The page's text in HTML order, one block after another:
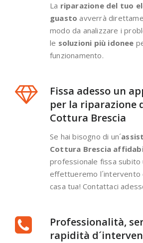
La riparazione del tuo
guasto avverrà
modo da analizzare i
le soluzioni più idonee
funzionamento.
Fissa adesso un
per la riparazione
Cottura Brescia
Se hai bisogno di un´
Cottura Brescia
professionale fissa subito
effettueremo
casa tua! Contattaci
Professionalità,
rapidità